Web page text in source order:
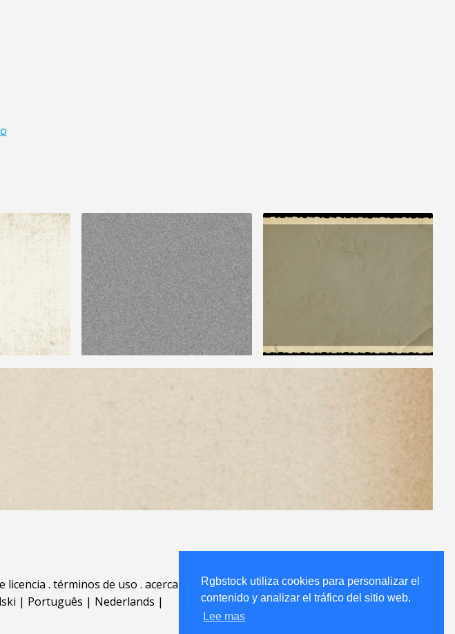
Rgbstock utiliza cookies para personalizar el
contenido y analizar el tráfico del sitio web.
Lee mas
licencia . términos de uso . acerca
| Português | Nederlands |